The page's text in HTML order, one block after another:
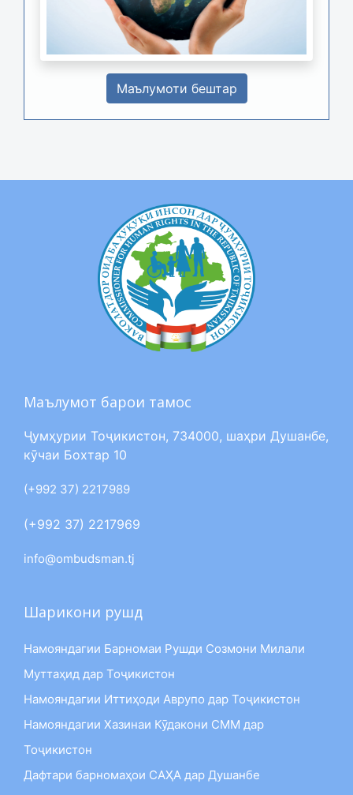
Маълумоти бештар
Маълумот барои тамос
Ҷумҳурии Тоҷикистон, 734000, шаҳри Душанбе,
кӯчаи Бохтар 10
(+992 37) 2217989
(+992 37) 2217969
info@ombudsman.tj
Шарикони рушд
Намояндагии Барномаи Рушди Созмони Милали
Муттаҳид дар Тоҷикистон
Намояндагии Иттиҳоди Аврупо дар Тоҷикистон
Намояндагии Хазинаи Кӯдакони СММ дар
Тоҷикистон
Дафтари барномаҳои САҲА дар Душанбе